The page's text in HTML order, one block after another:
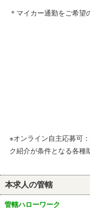
＊マイカー通勤をご希望
※オンライン自主応募可
ク紹介が条件となる各種
本求人の管轄
管轄ハローワーク